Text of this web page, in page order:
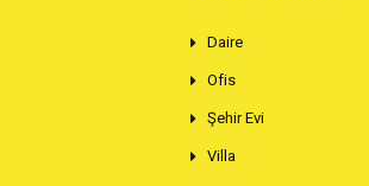
Daire
Ofis
Şehir Evi
Villa